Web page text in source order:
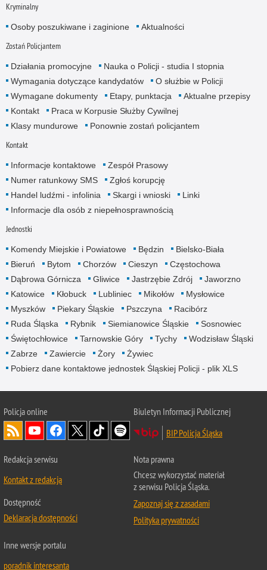
Kryminalny
Osoby poszukiwane i zaginione Aktualności
Zostań Policjantem
Działania promocyjne
Nauka o Policji - studia I stopnia
Wymagania dotyczące kandydatów
O służbie w Policji
Wymagane dokumenty
Etapy, punktacja
Aktualne przepisy
Kontakt
Praca w Korpusie Służby Cywilnej
Klasy mundurowe
Ponownie zostań policjantem
Kontakt
Informacje kontaktowe
Zespół Prasowy
Numer ratunkowy SMS
Zgłoś korupcję
Handel ludźmi - infolinia
Skargi i wnioski
Linki
Informacje dla osób z niepełnosprawnością
Jednostki
Komendy Miejskie i Powiatowe Będzin
Bielsko-Biała
Bieruń
Bytom Chorzów Cieszyn
Częstochowa
Dąbrowa Górnicza
Gliwice Jastrzębie Zdrój
Jaworzno
Katowice
Kłobuck Lubliniec Mikołów
Mysłowice
Myszków
Piekary Śląskie Pszczyna
Racibórz
Ruda Śląska
Rybnik Siemianowice Śląskie
Sosnowiec
Świętochłowice
Tarnowskie Góry Tychy
Wodzisław Śląski
Zabrze
Zawiercie Żory
Żywiec
Pobierz dane kontaktowe jednostek Śląskiej Policji - plik XLS
Policja online
Biuletyn Informacji Publicznej
BIP Policja Śląska
Redakcja serwisu
Kontakt z redakcją
Dostępność
Deklaracja dostępności
Nota prawna
Chcesz wykorzystać materiał
z serwisu Policja Śląska.
Zapoznaj się z zasadami
Polityka prywatności
Inne wersje portalu
poradnik interesanta